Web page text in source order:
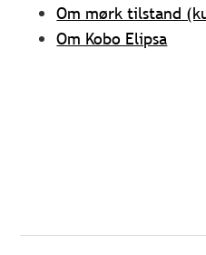
Om mørk tilstand
Om Kobo Elipsa